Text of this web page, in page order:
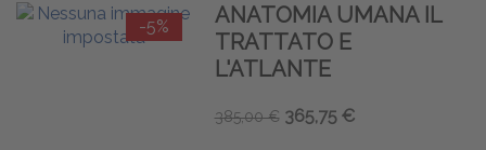
-5%
ANATOMIA UMANA IL
TRATTATO E
L'ATLANTE
385,00 € 365,75 €